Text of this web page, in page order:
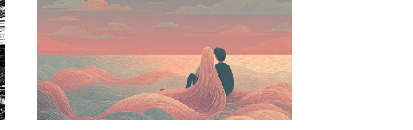
به روز باشید!